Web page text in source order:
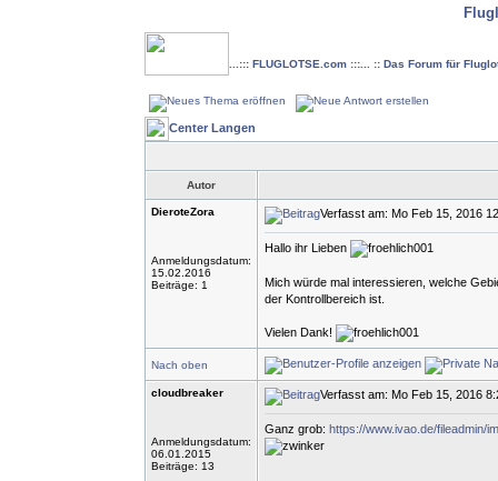
...::: FLUGLOTSE.com :::... :: Das Forum für
Center Langen
Autor
DieroteZora
Anmeldungsdatum:
15.02.2016
Beiträge: 1
Verfasst am: Mo Feb 15, 2016
Hallo ihr Lieben
Mich würde mal interessieren, welche
der Kontrollbereich ist.
Vielen Dank!
Nach oben
cloudbreaker
Anmeldungsdatum:
06.01.2015
Beiträge: 13
Verfasst am: Mo Feb 15, 2016
Ganz grob: https://www.ivao.de/fileadmin/